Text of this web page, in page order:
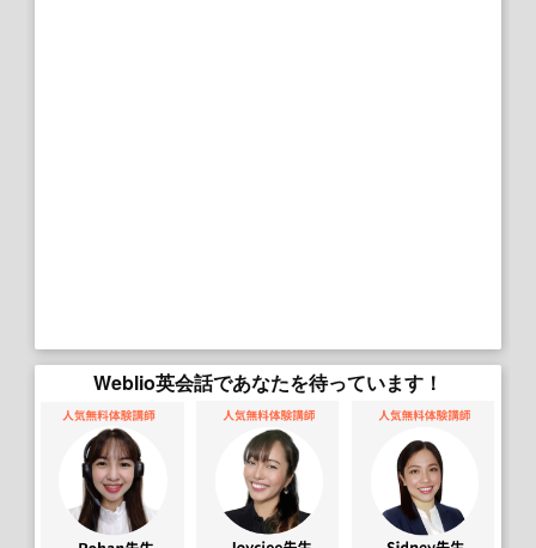
Weblio英会話であなたを待っています！